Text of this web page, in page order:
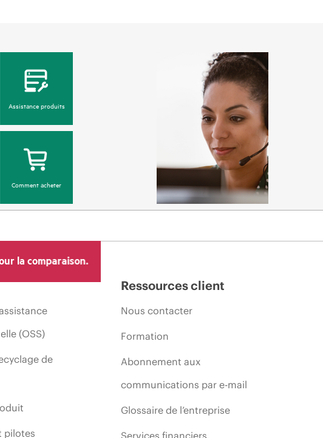
Assistance produits
Comment acheter
la comparaison.
(OSS)
de
pilotes
Ressources client
Nous contacter
Formation
Abonnement aux
communications par e-mail
Glossaire de l’entreprise